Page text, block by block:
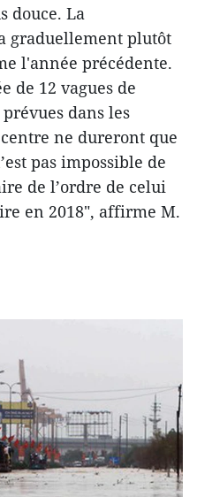
douce. La
graduellement plutôt
l'année précédente.
de 12 vagues de
dans les
ne dureront que
pas impossible de
de l’ordre de celui
en 2018", affirme M.